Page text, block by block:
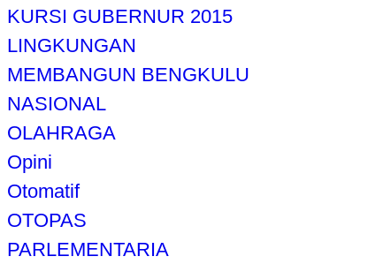
KURSI GUBERNUR 2015
LINGKUNGAN
MEMBANGUN BENGKULU
NASIONAL
OLAHRAGA
Opini
Otomatif
OTOPAS
PARLEMENTARIA